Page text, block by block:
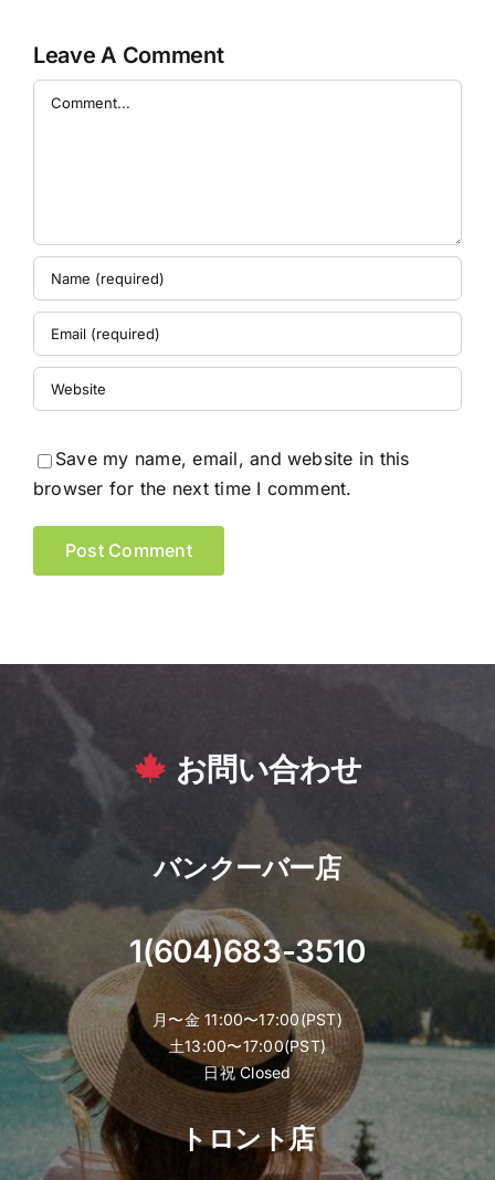
Leave A Comment
Comment
Save my name, email, and website in this
browser for the next time I comment.
お問い合わせ
バンクーバー店
1(604)683-3510
月〜金 11:00〜17:00(PST)
土13:00〜17:00(PST)
日祝 Closed
トロント店